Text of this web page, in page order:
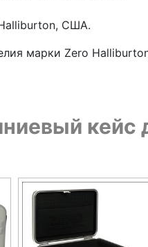
США.
марки Zero
кейс